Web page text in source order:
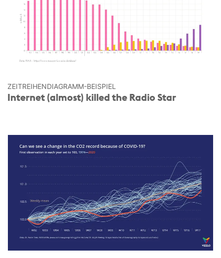
ZEITREIHEN­DIAGRAMM-BEISPIEL
Internet (almost) killed the Radio Star